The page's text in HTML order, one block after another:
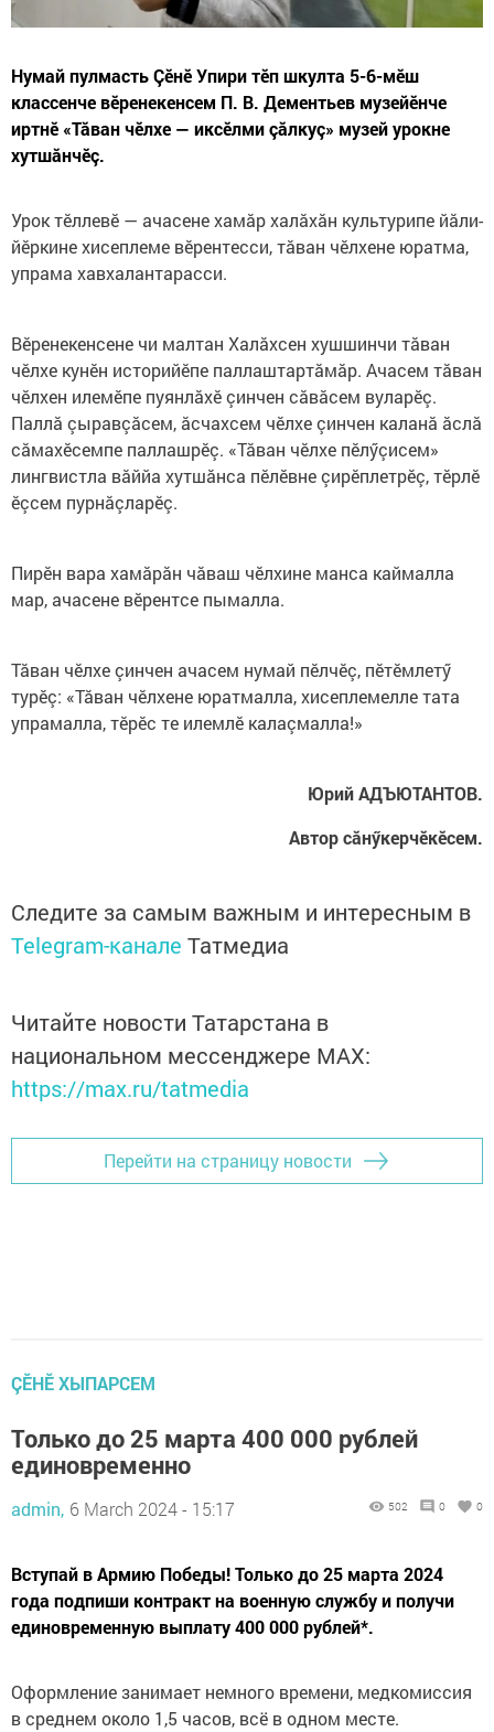
Нумай пулмасть Çӗнӗ Упири тӗп шкулта 5-6-мӗш
классенче вӗренекенсем П. В. Дементьев музейӗнче
иртнӗ «Тӑван чӗлхе — иксӗлми çӑлкуç» музей урокне
хутшӑнчӗç.
Урок тӗллевӗ — ачасене хамӑр халӑхӑн культурипе йӑли-
йӗркине хисеплеме вӗрентесси, тӑван чӗлхене юратма,
упрама хавхалантарасси.
Вӗренекенсене чи малтан Халăхсен хушшинчи тăван
чӗлхе кунӗн историйӗпе паллаштартӑмӑр. Ачасем тӑван
чӗлхен илемӗпе пуянлӑхӗ çинчен сӑвӑсем вуларӗç.
Паллӑ çыравçӑсем, ӑсчахсем чӗлхе çинчен каланӑ ӑслӑ
сӑмахӗсемпе паллашрӗç. «Тӑван чӗлхе пӗлӳçисем»
лингвистла вӑййа хутшӑнса пӗлӗвне çирӗплетрӗç, тӗрлӗ
ӗçсем пурнӑçларӗç.
Пирӗн вара хамӑрӑн чӑваш чӗлхине манса каймалла
мар, ачасене вӗрентсе пымалла.
Тӑван чӗлхе çинчен ачасем нумай пӗлчӗç, пӗтӗмлетӳ
турӗç: «Тӑван чӗлхене юратмалла, хисеплемелле тата
упрамалла, тӗрӗс те илемлӗ калаçмалла!»
Юрий АДЪЮТАНТОВ.
Автор сăнӳкерчӗкӗсем.
Следите за самым важным и интересным в
Telegram-канале Татмедиа
Читайте новости Татарстана в
национальном мессенджере MАХ:
https://max.ru/tatmedia
Перейти на страницу новости
ÇӖНӖ ХЫПАРСЕМ
Только до 25 марта 400 000 рублей
единовременно
admin, 6 March 2024 - 15:17 502 0 0
Вступай в Армию Победы! Только до 25 марта 2024
года подпиши контракт на военную службу и получи
единовременную выплату 400 000 рублей*.
Оформление занимает немного времени, медкомиссия
в среднем около 1,5 часов, всё в одном месте.